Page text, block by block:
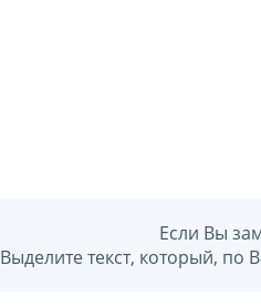
Если Вы
Выделите текст, который,